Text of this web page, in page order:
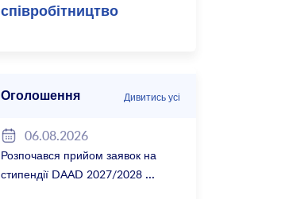
співробітництво
Оголошення Дивитись усі
06.08.2026
Розпочався прийом заявок на
стипендії DAAD 2027/2028